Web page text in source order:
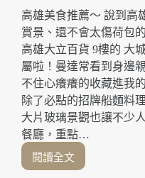
實
料
的
s
好
味
道！
高
雄
聚
餐
推
高雄美食推薦～ 說到高
賞景、還不會太傷荷包
高雄大立百貨 9樓的 大
屬啦！曼達常看到身邊
不住心癢癢的收藏進我
除了必點的招牌船麵料
大片玻璃景觀也讓不少
餐廳，重點…
閱讀全文
從